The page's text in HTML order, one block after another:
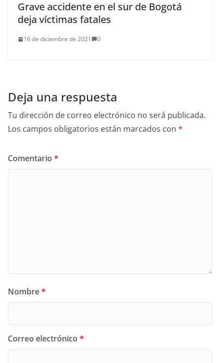
Grave accidente en el sur de Bogotá
deja víctimas fatales
16 de diciembre de 2021 0
Deja una respuesta
Tu dirección de correo electrónico no será publicada.
Los campos obligatorios están marcados con *
Comentario *
Nombre*
Correo electrónico *